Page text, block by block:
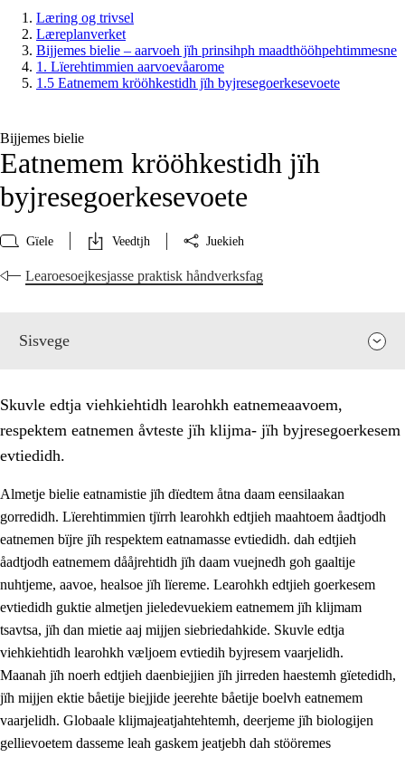
Læring og trivsel
Læreplanverket
Bijjemes bielie – aarvoeh jïh prinsihph maadthööhpehtimmesne
1. Lïerehtimmien aarvoevåarome
1.5 Eatnemem krööhkestidh jïh byjresegoerkesevoete
Bijjemes bielie
Eatnemem krööhkestidh jïh
byjresegoerkesevoete
Gïele Veedtjh Juekieh
Learoesoejkesjasse praktisk håndverksfag
Sisvege
1. Lïerehtimmien aarvoevåarome
1.1 Almetjeaarvoe
1.2 Identiteete jïh kulturellen gellievoete
1.3 Laejhtehks ussjedimmie jïh etihkeles vuajnoe
1.4
Skaepiedimmievoeteaavoe, eadtjohkevoete jïh
goerehtimmievæljoe
Skuvle edtja viehkiehtidh learohkh eatnemeaavoem,
respektem eatnemen åvteste jïh klijma- jïh byjresegoerkesem
evtiedidh.
Almetje bielie eatnamistie jïh dïedtem åtna daam eensilaakan
gorredidh. Lïerehtimmien tjïrrh learohkh edtjieh maahtoem åadtjodh
eatnemen bïjre jïh respektem eatnamasse evtiedidh. dah edtjieh
åadtjodh eatnemem dååjrehtidh jïh daam vuejnedh goh gaaltije
nuhtjeme, aavoe, healsoe jïh lïereme. Learohkh edtjieh goerkesem
evtiedidh guktie almetjen jieledevuekiem eatnemem jïh klijmam
tsavtsa, jïh dan mietie aaj mijjen siebriedahkide. Skuvle edtja
viehkiehtidh learohkh væljoem evtiedih byjresem vaarjelidh.
Maanah jïh noerh edtjieh daenbiejjien jïh jirreden haestemh gïetedidh,
jïh mijjen ektie båetije biejjide jeerehte båetije boelvh eatnemem
vaarjelidh. Globaale klijmajeatjahtehtemh, deerjeme jïh biologijen
gellievoetem dasseme leah gaskem jeatjebh dah stööremes